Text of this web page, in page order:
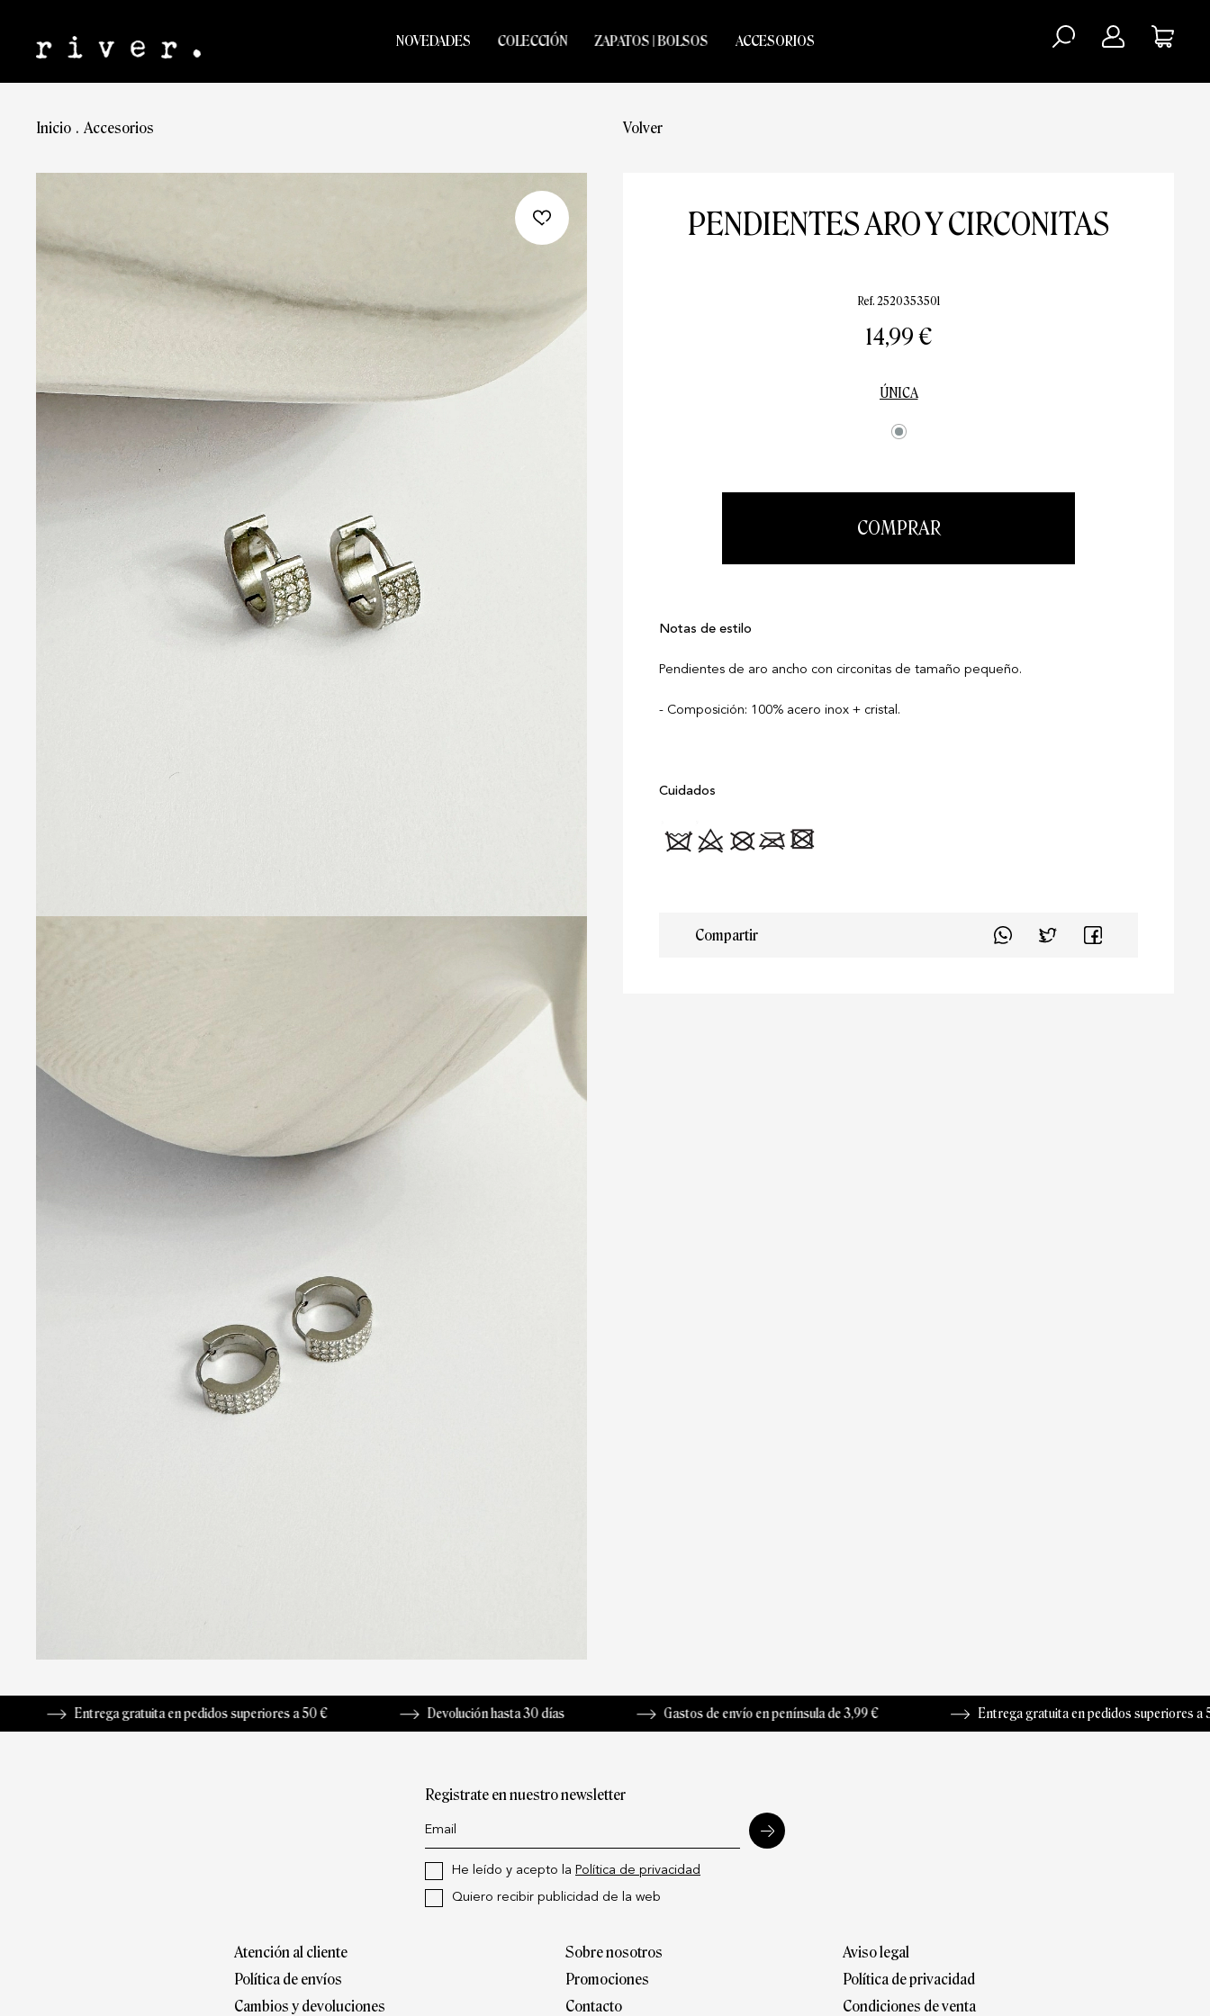
NOVEDADES COLECCIÓN ZAPATOS | BOLSOS ACCESORIOS
Inicio . Accesorios Volver
PENDIENTES ARO Y CIRCONITAS
Ref. 2520353501
14,99 €
ÚNICA
COMPRAR
Notas de estilo
Pendientes de aro ancho con circonitas de tamaño pequeño.
Composición: 100% acero inox + cristal.
Cuidados
Compartir
Entrega gratuita en pedidos superiores a 50 € Devolución hasta 30 días Gastos de envío en península de 3,99 € Entrega gratuita en pedidos superiores a 50 €
Registrate en nuestro newsletter
He leído y acepto la Política de privacidad
Quiero recibir publicidad de la web
Atención al cliente
Política de envíos
Cambios y devoluciones
Sobre nosotros
Promociones
Contacto
Aviso legal
Política de privacidad
Condiciones de venta